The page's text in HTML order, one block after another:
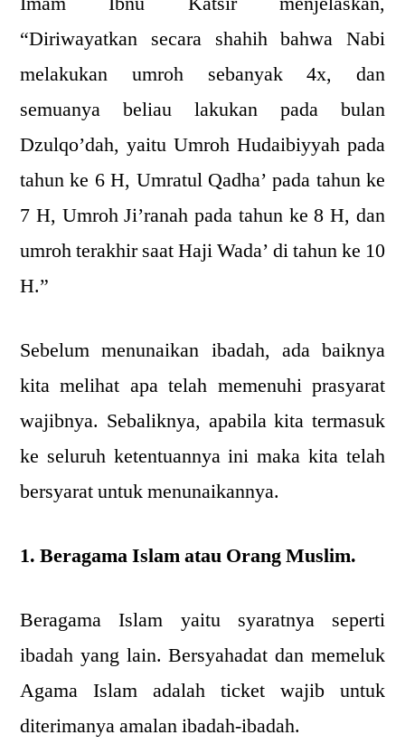
“Diriwayatkan secara shahih bahwa Nabi
melakukan umroh sebanyak 4x, dan
semuanya beliau lakukan pada bulan
Dzulqo’dah, yaitu Umroh Hudaibiyyah pada
tahun ke 6 H, Umratul Qadha’ pada tahun ke
7 H, Umroh Ji’ranah pada tahun ke 8 H, dan
umroh terakhir saat Haji Wada’ di tahun ke 10
H.”
Sebelum menunaikan ibadah, ada baiknya
kita melihat apa telah memenuhi prasyarat
wajibnya. Sebaliknya, apabila kita termasuk
ke seluruh ketentuannya ini maka kita telah
bersyarat untuk menunaikannya.
1. Beragama Islam atau Orang Muslim.
Beragama Islam yaitu syaratnya seperti
ibadah yang lain. Bersyahadat dan memeluk
Agama Islam adalah ticket wajib untuk
diterimanya amalan ibadah-ibadah.